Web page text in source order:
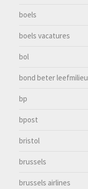
boels
boels vacatures
bol
bond beter leefmilieu
bp
bpost
bristol
brussels
brussels airlines